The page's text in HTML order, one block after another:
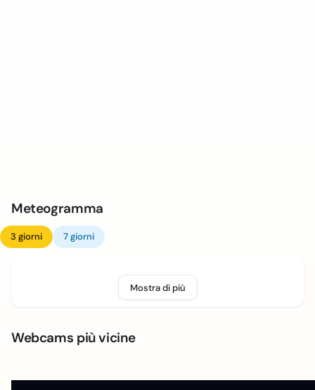
Meteogramma
3 giorni 7 giorni
Mostra di più
Webcams più vicine